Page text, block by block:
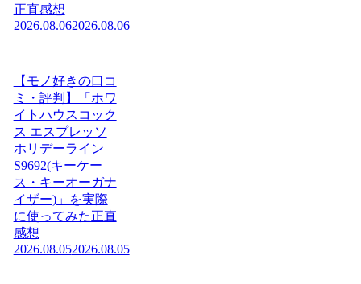
正直感想
2026.08.062026.08.06
【モノ好きの口コ
ミ・評判】「ホワ
イトハウスコック
ス エスプレッソ
ホリデーライン
S9692(キーケー
ス・キーオーガナ
イザー)」を実際
に使ってみた正直
感想
2026.08.052026.08.05